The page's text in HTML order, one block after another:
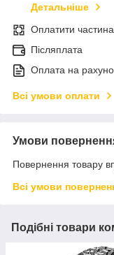
Детальніше
Оплатити
Післяплата
Оплата на
Всі умови оплати
Умови
Повернення товару
Всі умови
Подібні товари